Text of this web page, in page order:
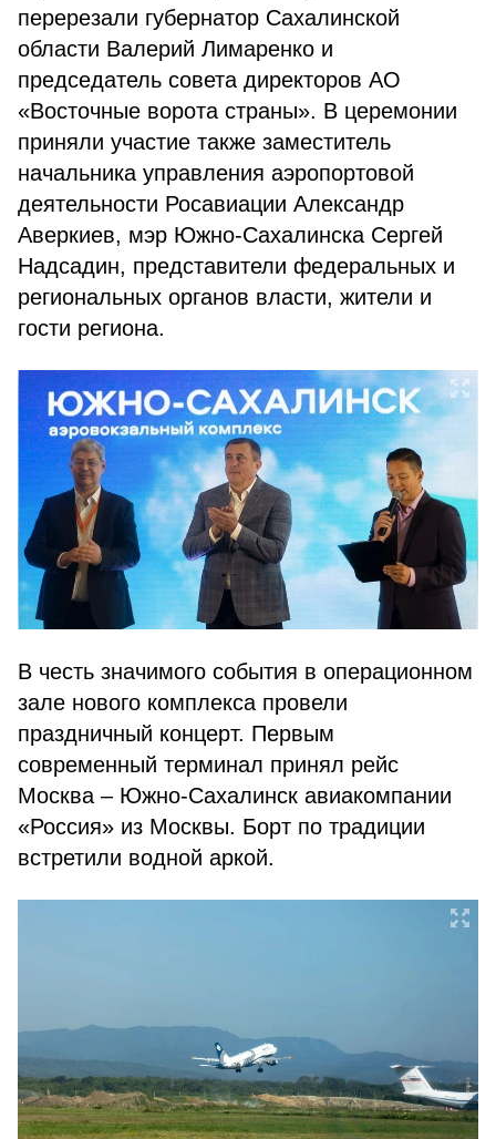
перерезали губернатор Сахалинской
области Валерий Лимаренко и
председатель совета директоров АО
«Восточные ворота страны». В церемонии
приняли участие также заместитель
начальника управления аэропортовой
деятельности Росавиации Александр
Аверкиев, мэр Южно-Сахалинска Сергей
Надсадин, представители федеральных и
региональных органов власти, жители и
гости региона.
В честь значимого события в операционном
зале нового комплекса провели
праздничный концерт. Первым
современный терминал принял рейс
Москва – Южно-Сахалинск авиакомпании
«Россия» из Москвы. Борт по традиции
встретили водной аркой.